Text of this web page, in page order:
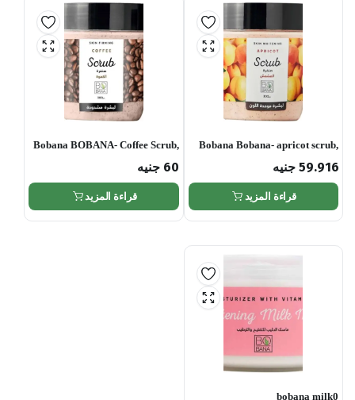
Bobana Bobana- apricot scrub,
59.916 جنيه
قراءة المزيد
Bobana BOBANA- Coffee Scrub,
60 جنيه
قراءة المزيد
bobana milk0